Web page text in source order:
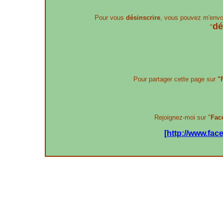
Pour vous désinscrire, vous pouvez
"
Pour partager cette page sur
Rejoignez-moi sur "
[http://